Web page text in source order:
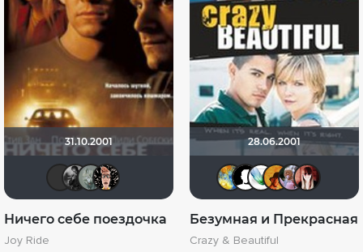
31.10.2001
Фрэнк Пинатра
Taras_7777
Ничоси
Ничего себе поездочка
Joy Ride
28.06.2001
SKY4HOLO
Безумная и Прекрасная
Crazy & Beautiful